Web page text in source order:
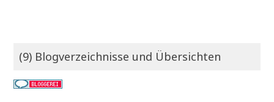
(9) Blogverzeichnisse und Übersichten